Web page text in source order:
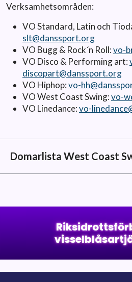
Verksamhetsområden:
VO Standard, Latin och
slt@danssport.org
VO Bugg & Rock´n Roll:vo-
VO Disco & Performing art:
discopart@danssport.org
VO Hiphop:vo-
VO West Coast Swing:vo-
VO Linedance:vo-
Domarlista West Coast
Micael Brobeck
mb@micteam.se